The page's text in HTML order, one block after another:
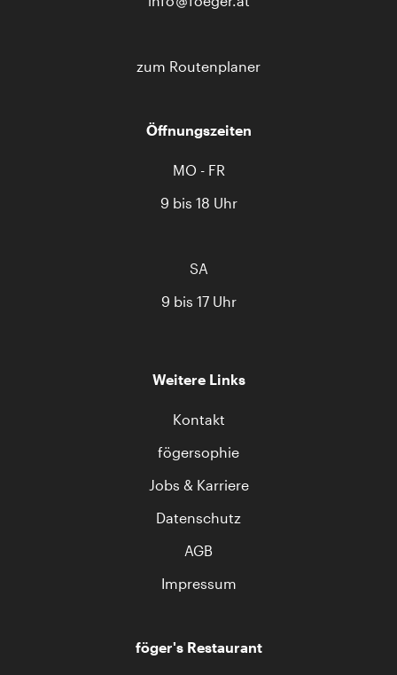
zum Routenplaner
Öffnungszeiten
MO - FR
9 bis 18 Uhr
SA
9 bis 17 Uhr
Weitere Links
Kontakt
fögersophie
Jobs & Karriere
Datenschutz
AGB
Impressum
föger's Restaurant